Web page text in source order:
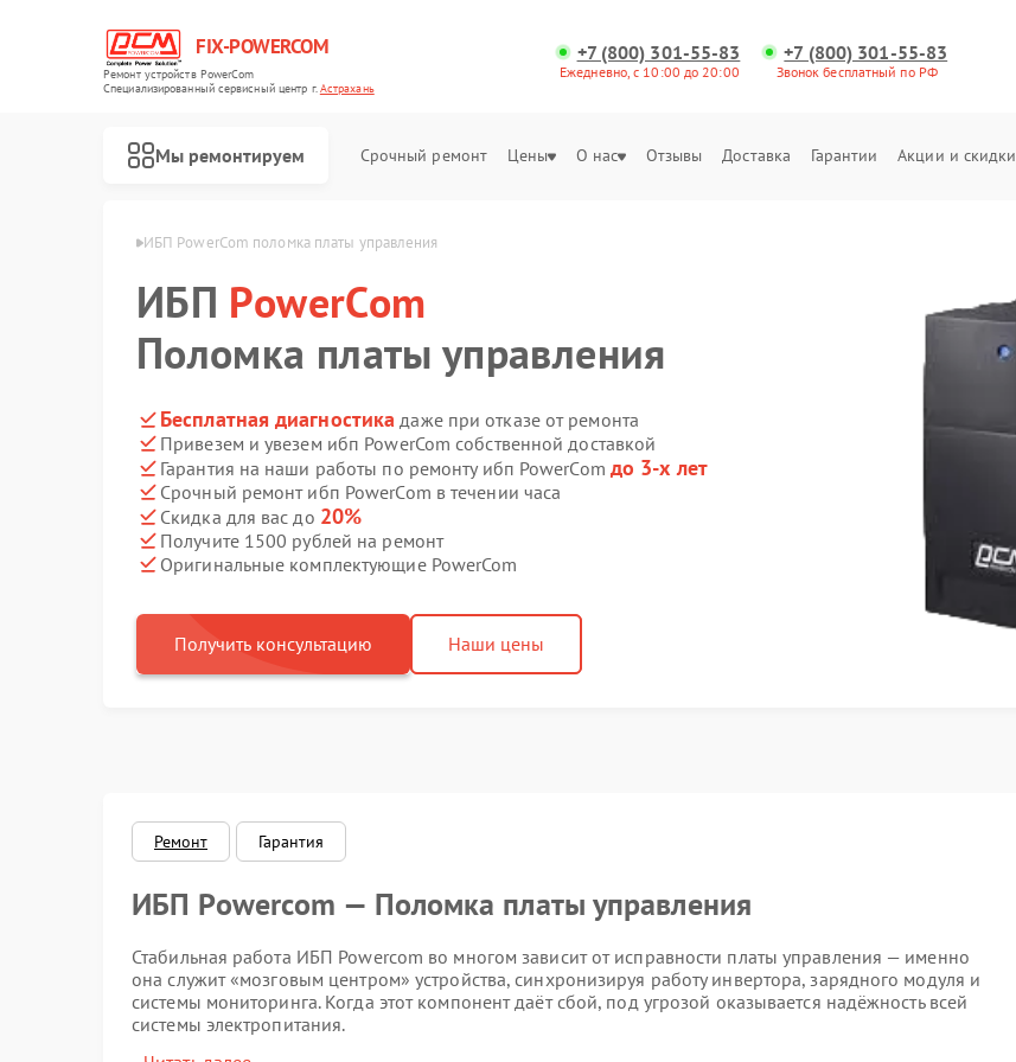
FIX-POWERCOM
Ремонт устройств PowerCom
Специализированный cервисный центр г.Астрахань
+7 (800) 301-55-83
Ежедневно, с 10:00 до 20:00
+7 (800) 301-55-83
Звонок бесплатный по РФ
Мы ремонтируем Срочный ремонт Цены О нас Отзывы Доставка Гарантии Акции и скидки
ИБП PowerCom поломка платы управления
ИБП PowerCom
Поломка платы управления
Бесплатная диагностика даже при отказе от ремонта
Привезем и увезем ибп PowerCom собственной доставкой
Гарантия на наши работы по ремонту ибп PowerCom до 3-х лет
Срочный ремонт ибп PowerCom в течении часа
Скидка для вас до 20%
Получите 1500 рублей на ремонт
Оригинальные комплектующие PowerCom
Получить консультацию Наши цены
Ремонт Гарантия
ИБП Powercom — Поломка платы управления
Стабильная работа ИБП Powercom во многом зависит от исправности платы управления — именно
она служит «мозговым центром» устройства, синхронизируя работу инвертора, зарядного модуля и
системы мониторинга. Когда этот компонент даёт сбой, под угрозой оказывается надёжность всей
системы электропитания.